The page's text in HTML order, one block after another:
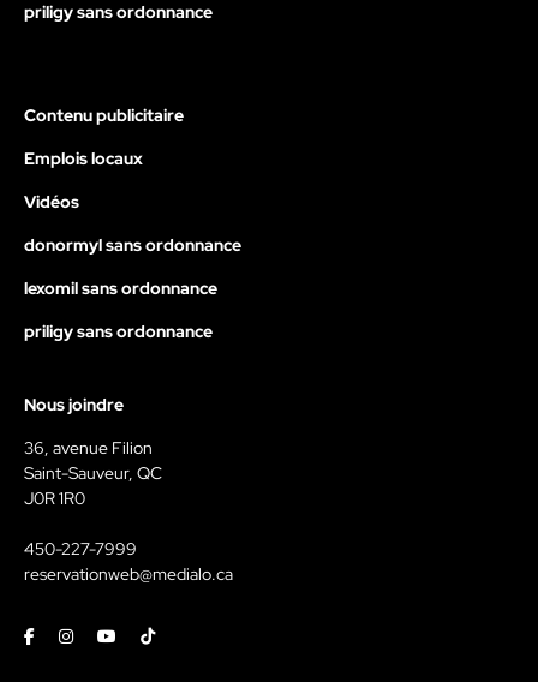
priligy sans ordonnance
Contenu publicitaire
Emplois locaux
Vidéos
donormyl sans ordonnance
lexomil sans ordonnance
priligy sans ordonnance
Nous joindre
36, avenue Filion
Saint-Sauveur, QC
J0R 1R0
450-227-7999
reservationweb@medialo.ca
FacebookInstagramYoutubeTiktok